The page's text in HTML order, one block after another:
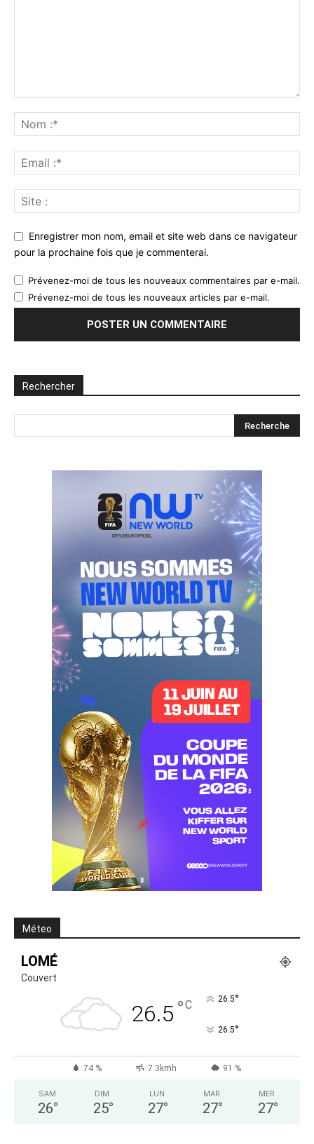
Enregistrer mon nom, email et site web dans ce navigateur
pour la prochaine fois que je commenterai.
Prévenez-moi de tous les nouveaux commentaires par e-mail.
Prévenez-moi de tous les nouveaux articles par e-mail.
Rechercher
Méteo
LOMÉ
Couvert
26.5 °C 26.5°
26.5°
74 % 7.3kmh 91 %
SAM
26°
DIM
25°
LUN
27°
MAR
27°
MER
27°